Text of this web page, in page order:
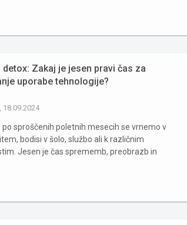
detox: Zakaj je jesen pravi čas za
uporabe tehnologije?
18.09.2024
po sproščenih poletnih mesecih se vrnemo v
bodisi v šolo, službo ali k različnim
Jesen je čas sprememb, preobrazb in